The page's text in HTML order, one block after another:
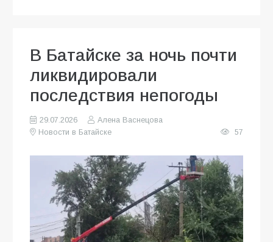
В Батайске за ночь почти
ликвидировали
последствия непогоды
29.07.2026
Алена Васнецова
Новости в Батайске
57